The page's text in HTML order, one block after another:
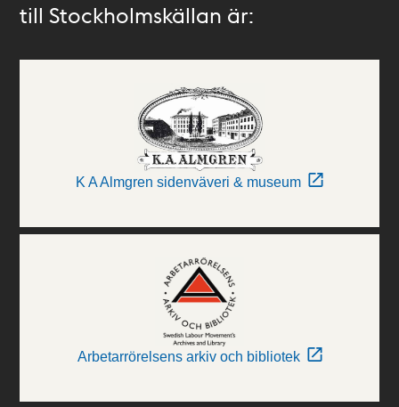
till Stockholmskällan är:
K A Almgren sidenväveri & museum
Arbetarrörelsens arkiv och bibliotek